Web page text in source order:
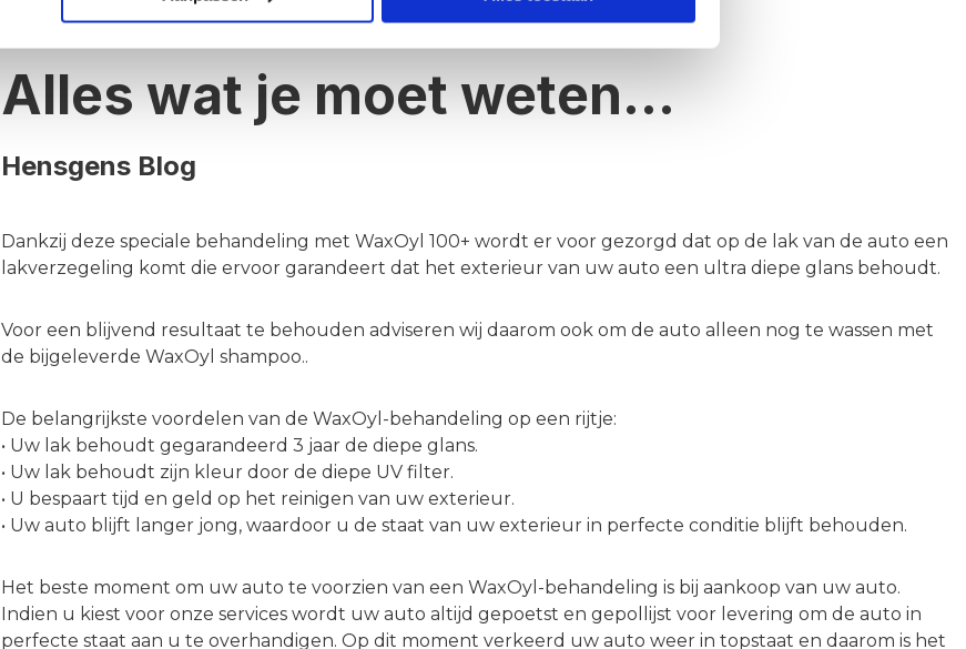
Alles wat je moet weten…
Hensgens Blog
Dankzij deze speciale behandeling met WaxOyl 100+ wordt er voor gezorgd dat op de lak van de auto een
lakverzegeling komt die ervoor garandeert dat het exterieur van uw auto een ultra diepe glans behoudt.
Voor een blijvend resultaat te behouden adviseren wij daarom ook om de auto alleen nog te wassen met
de bijgeleverde WaxOyl shampoo..
De belangrijkste voordelen van de WaxOyl-behandeling op een rijtje:
• Uw lak behoudt gegarandeerd 3 jaar de diepe glans.
• Uw lak behoudt zijn kleur door de diepe UV filter.
• U bespaart tijd en geld op het reinigen van uw exterieur.
• Uw auto blijft langer jong, waardoor u de staat van uw exterieur in perfecte conditie blijft behouden.
Het beste moment om uw auto te voorzien van een WaxOyl-behandeling is bij aankoop van uw auto.
Indien u kiest voor onze services wordt uw auto altijd gepoetst en gepollijst voor levering om de auto in
perfecte staat aan u te overhandigen. Op dit moment verkeerd uw auto weer in topstaat en daarom is het